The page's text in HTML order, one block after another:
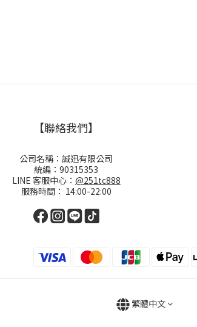
【聯絡我們】
公司名稱：誠迅有限公司
統編：90315353
LINE 客服中心： @251tc888
服務時間： 14:00-22:00
繁體中文